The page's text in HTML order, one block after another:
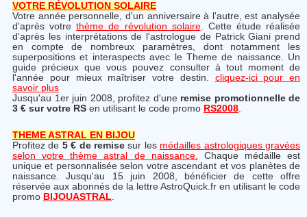
VOTRE RÉVOLUTION SOLAIRE
Votre année personnelle, d'un anniversaire à l'autre, est analysée
d'après votrethème de révolution solaire. Cette étude réalisée
d'après les interprétations de l'astrologue de Patrick Giani prend
en compte de nombreux paramètres, dont notamment les
superpositions et interaspects avec le Theme de naissance. Un
guide précieux que vous pouvez consulter à tout moment de
l'année pour mieux maîtriser votre destin. cliquez-ici pour en
savoir plus
Jusqu'au 1er juin 2008, profitez d'une remise promotionnelle de
3 € sur votre RS en utilisant le code promo RS2008.
THEME ASTRAL EN BIJOU
Profitez de 5 € de remise sur les médailles astrologiques gravées
selon votre thème astral de naissance. Chaque médaille est
unique et personnalisée selon votre ascendant et vos planètes de
naissance. Jusqu'au 15 juin 2008, bénéficier de cette offre
réservée aux abonnés de la lettre AstroQuick.fr en utilisant le code
promo BIJOUASTRAL.